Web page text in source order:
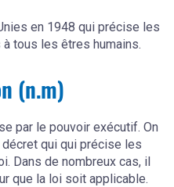
en 1948 qui précise les
tous les êtres humains.
(n.m)
par le pouvoir exécutif. On
qui qui précise les
Dans de nombreux cas, il
que la loi soit applicable.